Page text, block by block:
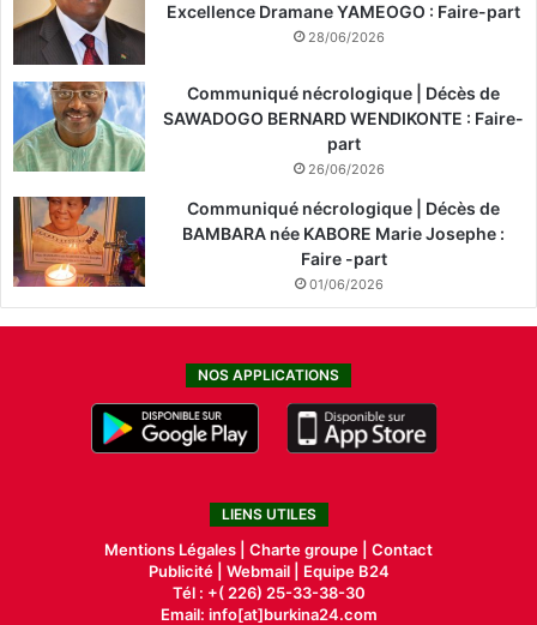
Excellence Dramane YAMEOGO : Faire-part
28/06/2026
Communiqué nécrologique | Décès de
SAWADOGO BERNARD WENDIKONTE : Faire-
part
26/06/2026
Communiqué nécrologique | Décès de
BAMBARA née KABORE Marie Josephe :
Faire -part
01/06/2026
NOS APPLICATIONS
LIENS UTILES
Mentions Légales | Charte groupe | Contact
Publicité| Webmail |
Equipe B24
Tél : +( 226) 25-33-38-30
Email: info[at]burkina24.com